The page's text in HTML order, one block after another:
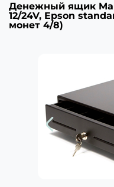
Денежный ящик
12/24V, Epson
монет 4/8)